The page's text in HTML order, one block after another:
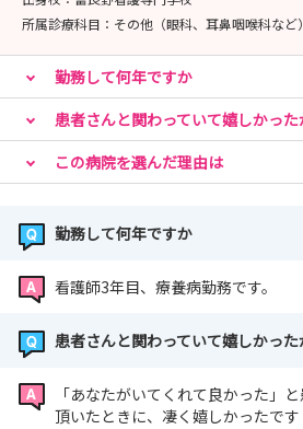
所属診療科目： その他（眼科、耳鼻咽喉科など）
勤務して何年ですか
患者さんと関わっていて嬉しかった
この病院を選んだ理由は
勤務して何年ですか
看護師3年目、療養病勤務です。
患者さんと関わっていて嬉しかった
「あなたがいてくれて良かった」
頂いたときに、凄く嬉しかったです